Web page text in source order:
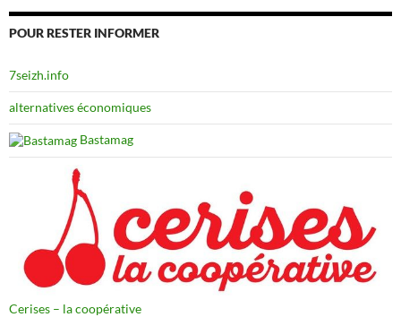
POUR RESTER INFORMER
7seizh.info
alternatives économiques
Bastamag
Cerises – la coopérative